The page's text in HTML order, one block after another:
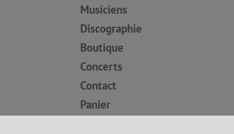
Musiciens
Discographie
Boutique
Concerts
Contact
Panier